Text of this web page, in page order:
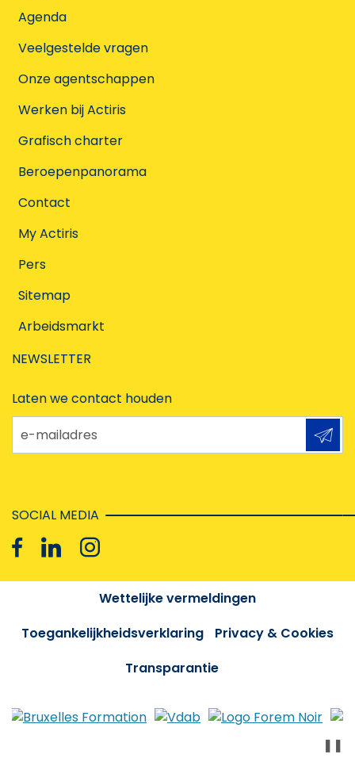
Agenda
Veelgestelde vragen
Onze agentschappen
Werken bij Actiris
Grafisch charter
Beroepenpanorama
Contact
My Actiris
Pers
Sitemap
Arbeidsmarkt
NEWSLETTER
Laten we contact houden
e-mailadres
SOCIAL MEDIA
Wettelijke vermeldingen
Toegankelijkheidsverklaring
Privacy & Cookies
Transparantie
❚❚